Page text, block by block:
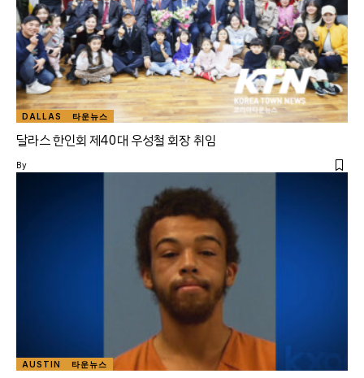
DALLAS 타운뉴스
달라스 한인회 제40대 우성철 회장 취임
By
AUSTIN 타운뉴스